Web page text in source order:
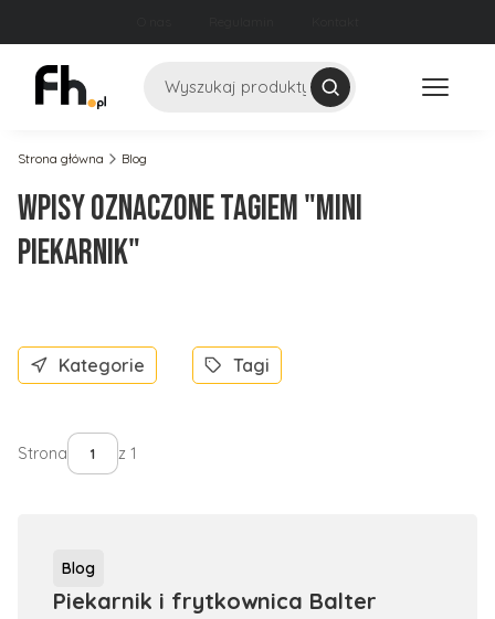
Szukaj
Strona główna Blog
Wpisy oznaczone tagiem "mini
piekarnik"
Kategorie Tagi
Strona z 1
Blog
Piekarnik i frytkownica Balter